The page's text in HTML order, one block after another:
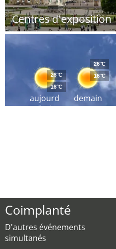
Centres d'exposition
aujourd
´hui
26°C
16°C
demain
26°C
16°C
Coimplanté
D'autres événements
simultanés